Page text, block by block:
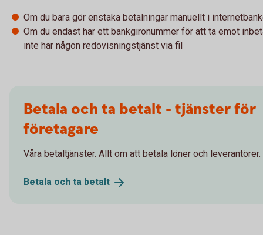
Om du bara gör enstaka betalningar manuellt i
Om du endast har ett bankgironummer för att ta emot
inte har någon redovisningstjänst via fil
Betala och ta betalt - tjänster för
företagare
Våra betaltjänster. Allt om att betala löner och leverantörer.
Betala och ta betalt